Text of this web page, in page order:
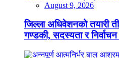
August 9, 2026
जिल्ला अधिवेशनको तयारी
गण्डकी, सदस्यता र